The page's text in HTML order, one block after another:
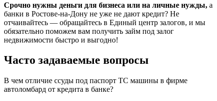
Срочно нужны деньги для бизнеса или на личные нужды, а
банки в Ростове-на-Дону не уже не дают кредит? Не
отчаивайтесь — обращайтесь в Единый центр залогов, и мы
обязательно поможем вам получить займ под залог
недвижимости быстро и выгодно!
Часто задаваемые вопросы
В чем отличие ссуды под паспорт ТС машины в фирме
автоломбард от кредита в банке?